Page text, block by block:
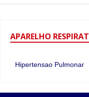
APARELHO
Hipertensao Pulmonar